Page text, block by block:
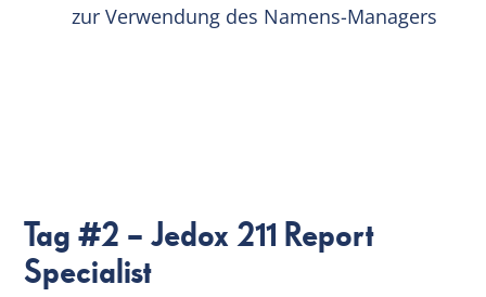
zur Verwendung des Namens-Managers
Tag #2 – Jedox 211 Report
Specialist